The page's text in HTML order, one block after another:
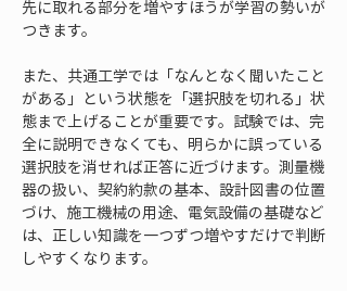
先に取れる部分を増やすほうが学習の勢いが
つきます。
また、共通工学では「なんとなく聞いたこと
がある」という状態を「選択肢を切れる」状
態まで上げることが重要です。試験では、完
全に説明できなくても、明らかに誤っている
選択肢を消せれば正答に近づけます。測量機
器の扱い、契約約款の基本、設計図書の位置
づけ、施工機械の用途、電気設備の基礎など
は、正しい知識を一つずつ増やすだけで判断
しやすくなります。